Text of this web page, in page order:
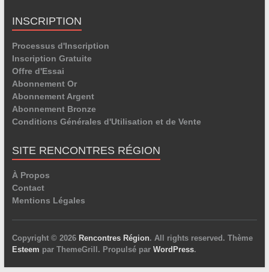
INSCRIPTION
Processus d'Inscription
Inscription Gratuite
Offre d'Essai
Abonnement Or
Abonnement Argent
Abonnement Bronze
Conditions Générales d'Utilisation et de Vente
SITE RENCONTRES RÉGION
À Propos
Contact
Mentions Légales
Copyright © 2026 Rencontres Région. All rights reserved. Thème
Esteem par ThemeGrill. Propulsé par WordPress.